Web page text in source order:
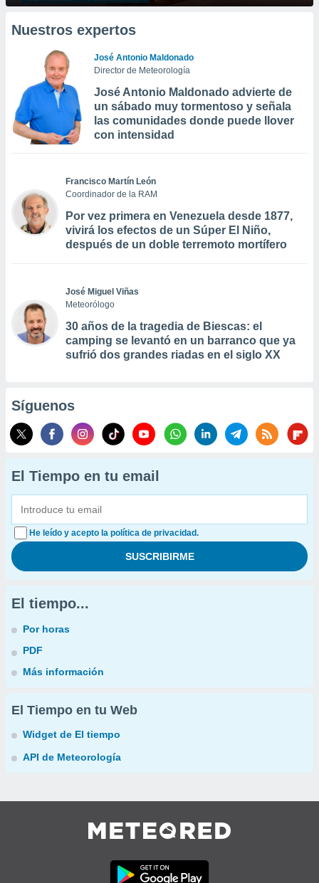
Nuestros expertos
José Antonio Maldonado
Director de Meteorología
José Antonio Maldonado advierte de
un sábado muy tormentoso y señala
las comunidades donde puede llover
con intensidad
Francisco Martín León
Coordinador de la RAM
Por vez primera en Venezuela desde 1877,
vivirá los efectos de un Súper El Niño,
después de un doble terremoto mortífero
José Miguel Viñas
Meteorólogo
30 años de la tragedia de Biescas: el
camping se levantó en un barranco que ya
sufrió dos grandes riadas en el siglo XX
Síguenos
El Tiempo en tu email
He leído y acepto la política de privacidad.
El tiempo...
Por horas
PDF
Más información
El Tiempo en tu Web
Widget de El tiempo
API de Meteorología